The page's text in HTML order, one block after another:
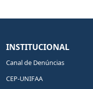
INSTITUCIONAL
Canal de Denúncias
CEP-UNIFAA